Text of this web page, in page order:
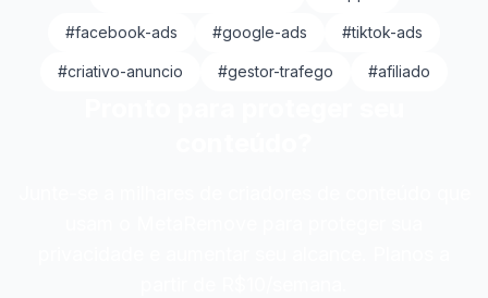
#facebook-ads #google-ads #tiktok-ads
#criativo-anuncio #gestor-trafego #afiliado